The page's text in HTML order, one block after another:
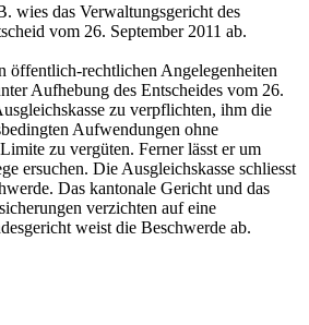
wies das Verwaltungsgericht des
vom 26. September 2011 ab.
öffentlich-rechtlichen Angelegenheiten
Aufhebung des Entscheides vom 26.
zu verpflichten, ihm die
Aufwendungen ohne
zu vergüten. Ferner lässt er um
ersuchen. Die Ausgleichskasse schliesst
Das kantonale Gericht und das
verzichten auf eine
weist die Beschwerde ab.